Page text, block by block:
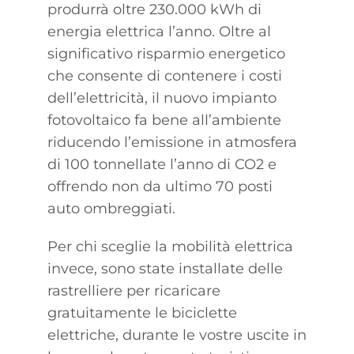
produrrà oltre 230.000 kWh di
energia elettrica l’anno. Oltre al
significativo risparmio energetico
che consente di contenere i costi
dell’elettricità, il nuovo impianto
fotovoltaico fa bene all’ambiente
riducendo l’emissione in atmosfera
di 100 tonnellate l’anno di CO2 e
offrendo non da ultimo 70 posti
auto ombreggiati.
Per chi sceglie la mobilità elettrica
invece, sono state installate delle
rastrelliere per ricaricare
gratuitamente le biciclette
elettriche, durante le vostre uscite in